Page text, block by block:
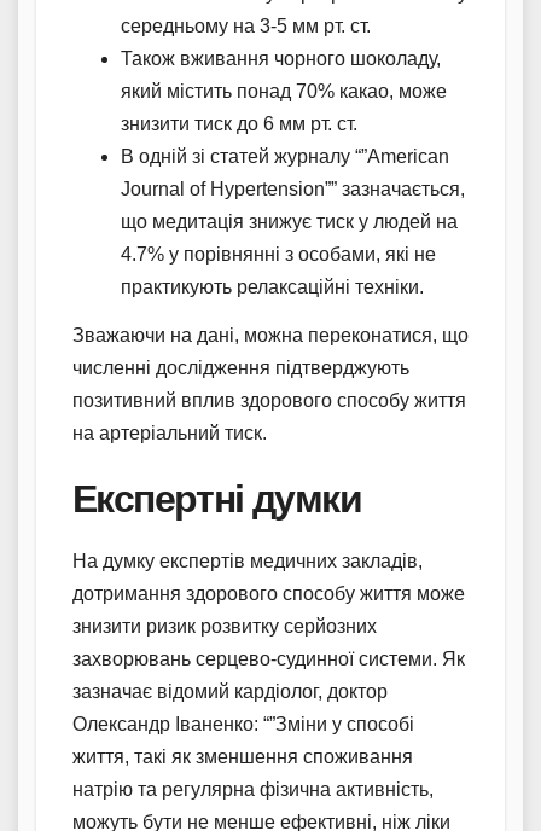
середньому на 3-5 мм рт. ст.
Також вживання чорного шоколаду,
який містить понад 70% какао, може
знизити тиск до 6 мм рт. ст.
В одній зі статей журналу “”American
Journal of Hypertension”” зазначається,
що медитація знижує тиск у людей на
4.7% у порівнянні з особами, які не
практикують релаксаційні техніки.
Зважаючи на дані, можна переконатися, що
численні дослідження підтверджують
позитивний вплив здорового способу життя
на артеріальний тиск.
Експертні думки
На думку експертів медичних закладів,
дотримання здорового способу життя може
знизити ризик розвитку серйозних
захворювань серцево-судинної системи. Як
зазначає відомий кардіолог, доктор
Олександр Іваненко: “”Зміни у способі
життя, такі як зменшення споживання
натрію та регулярна фізична активність,
можуть бути не менше ефективні, ніж ліки